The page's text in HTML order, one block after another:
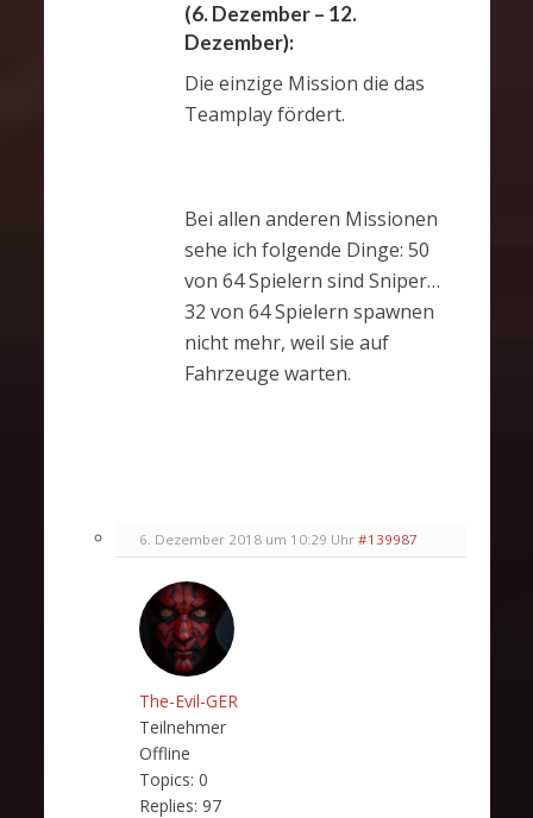
(6. Dezember – 12.
Dezember):
Die einzige Mission die das
Teamplay fördert.
Bei allen anderen Missionen
sehe ich folgende Dinge: 50
von 64 Spielern sind Sniper…
32 von 64 Spielern spawnen
nicht mehr, weil sie auf
Fahrzeuge warten.
6. Dezember 2018 um 10:29 Uhr #139987
The-Evil-GER
Teilnehmer
Offline
Topics: 0
Replies: 97